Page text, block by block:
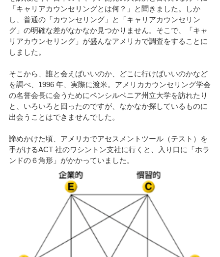
「キャリアカウンセリングとは何？」と聞きました。しか
し、普通の「カウンセリング」と「キャリアカウンセリン
グ」の明確な差がなかなか見つかりません。そこで、「キャ
リアカウンセリング」が盛んなアメリカで調査をすることに
しました。
そこから、誰と会えばいいのか、どこに行けばいいのかなど
を調べ、1996 年、実際に渡米。アメリカカウンセリング学会
の名誉会長に会うためにペンシルベニア州立大学を訪れたり
と、いろいろと回ったのですが、なかなか探しているものに
出会うことはできませんでした。
諦めかけた頃、アメリカでアセスメントツール（テスト）を
手がけるACT 社のワシントン支社に行くと、入り口に「ホラ
ンドの６角形」がかかっていました。